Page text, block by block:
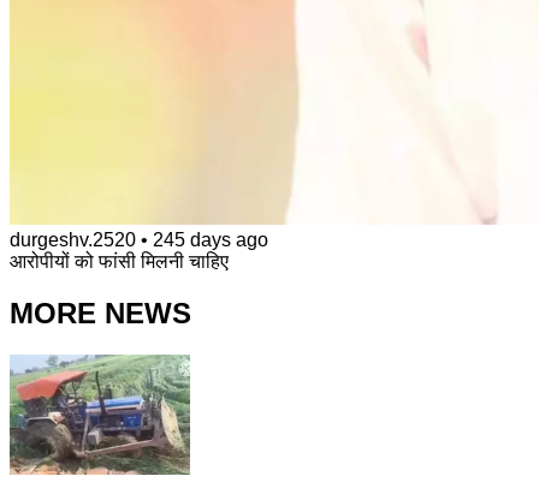
durgeshv.2520 • 245 days ago
आरोपीयों को फांसी मिलनी चाहिए
MORE NEWS